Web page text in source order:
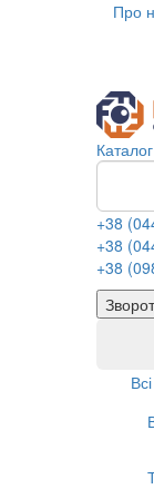
Про
Каталог
+38
+38
+38